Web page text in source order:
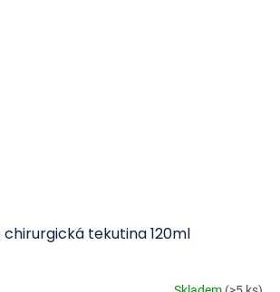
chirurgická tekutina 120ml